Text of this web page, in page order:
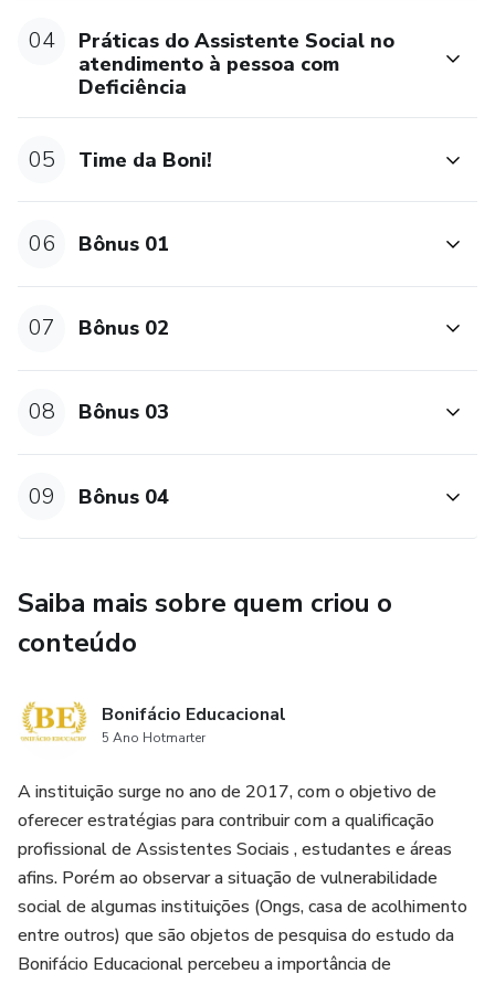
04
Práticas do Assistente Social no
atendimento à pessoa com
Deficiência
05 Time da Boni!
06 Bônus 01
07 Bônus 02
08 Bônus 03
09 Bônus 04
Saiba mais sobre quem criou o
conteúdo
Bonifácio Educacional
5 Ano Hotmarter
A instituição surge no ano de 2017, com o objetivo de
oferecer estratégias para contribuir com a qualificação
profissional de Assistentes Sociais , estudantes e áreas
afins. Porém ao observar a situação de vulnerabilidade
social de algumas instituições (Ongs, casa de acolhimento
entre outros) que são objetos de pesquisa do estudo da
Bonifácio Educacional percebeu a importância de